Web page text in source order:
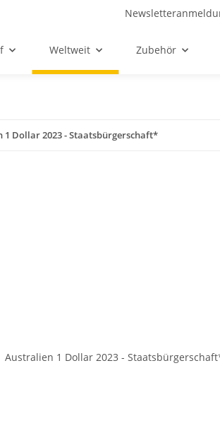
Weltweit Zubehör
1 Dollar 2023 - Staatsbürgerschaft*